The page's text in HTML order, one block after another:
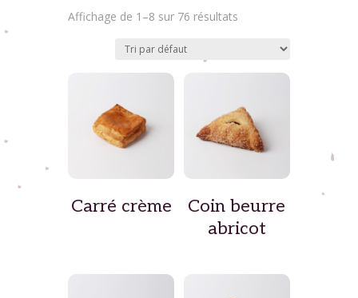
Affichage de 1–8 sur 76 résultats
Carré crème
Coin beurre
abricot